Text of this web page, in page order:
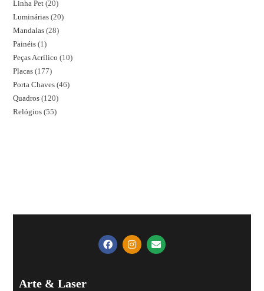
Linha Pet 20
Luminárias 20
Mandalas 28
Painéis 1
Peças Acrílico 10
Placas 177
Porta Chaves 46
Quadros 120
Relógios 55
Arte & Laser